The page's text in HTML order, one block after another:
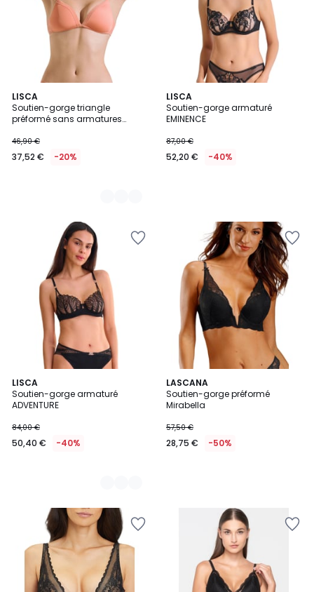
LISCA
Soutien-gorge triangle
préformé sans armatures
46,90 €
37,52 € -20%
2
Couleurs
LISCA
Soutien-gorge armaturé
EMINENCE
87,00 €
52,20 € -40%
LISCA
Soutien-gorge armaturé
ADVENTURE
84,00 €
50,40 € -40%
2
Couleurs
LASCANA
Soutien-gorge préformé
Mirabella
57,50 €
28,75 € -50%